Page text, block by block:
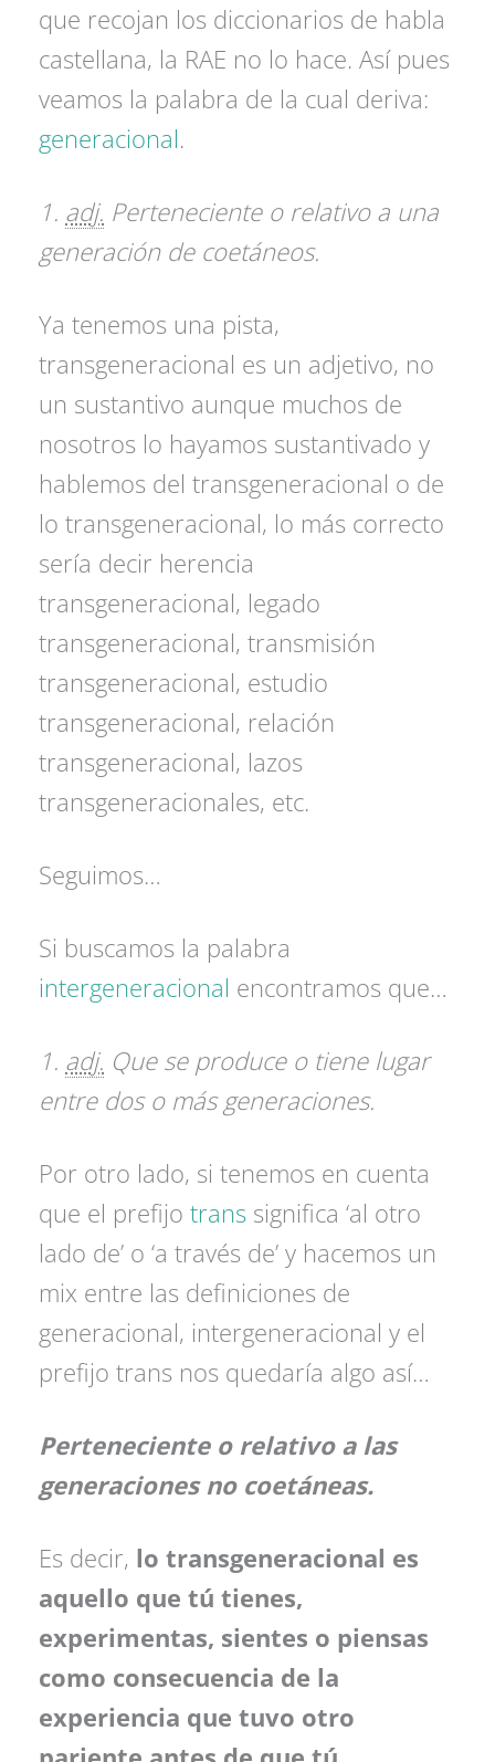
que recojan los diccionarios de habla
castellana, la RAE no lo hace. Así pues
veamos la palabra de la cual deriva:
generacional.
1. adj. Perteneciente o relativo a una
generación de coetáneos.
Ya tenemos una pista,
transgeneracional es un adjetivo, no
un sustantivo aunque muchos de
nosotros lo hayamos sustantivado y
hablemos del transgeneracional o de
lo transgeneracional, lo más correcto
sería decir herencia
transgeneracional, legado
transgeneracional, transmisión
transgeneracional, estudio
transgeneracional, relación
transgeneracional, lazos
transgeneracionales, etc.
Seguimos…
Si buscamos la palabra
intergeneracional encontramos que…
1. adj. Que se produce o tiene lugar
entre dos o más generaciones.
Por otro lado, si tenemos en cuenta
que el prefijotrans significa ‘al otro
lado de’ o ‘a través de’ y hacemos un
mix entre las definiciones de
generacional, intergeneracional y el
prefijo trans nos quedaría algo así…
Perteneciente o relativo a las
generaciones no coetáneas.
Es decir, lo transgeneracional es
aquello que tú tienes,
experimentas, sientes o piensas
como consecuencia de la
experiencia que tuvo otro